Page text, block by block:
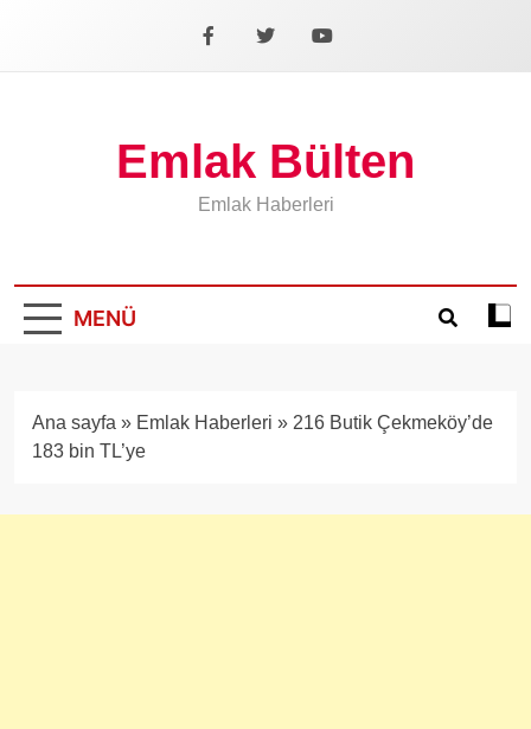
Facebook
X YouTube
Emlak Bülten
Emlak Haberleri
MENÜ
Koyu
Ana sayfa » Emlak Haberleri » 216 Butik Çekmeköy’de
183 bin TL’ye